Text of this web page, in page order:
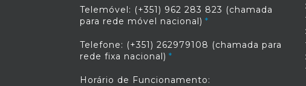
Telemóvel: (+351) 962 283 823 (chamada
para rede móvel nacional)
Telefone: (+351) 262979108 (chamada para
rede fixa nacional)
Horário de Funcionamento: